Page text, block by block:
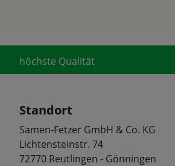
höchste Qualität
Standort
Samen-Fetzer GmbH & Co. KG
Lichtensteinstr. 74
72770 Reutlingen - Gönningen